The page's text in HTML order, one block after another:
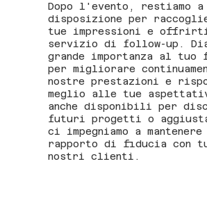
Dopo l'evento, restiamo a
disposizione per
tue impressioni e
servizio di follow-up.
grande importanza al tuo
per migliorare
nostre prestazioni e
meglio alle tue
anche disponibili per
futuri progetti o
ci impegniamo a mantenere
rapporto di fiducia con
nostri clienti.